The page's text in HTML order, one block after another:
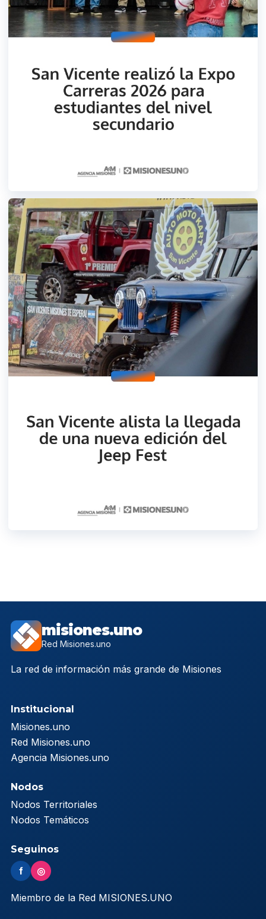
misiones.uno
Red Misiones.uno
La red de información más grande de Misiones
Institucional
Misiones.uno
Red Misiones.uno
Agencia Misiones.uno
Nodos
Nodos Territoriales
Nodos Temáticos
Seguinos
f ◎
Miembro de la Red MISIONES.UNO